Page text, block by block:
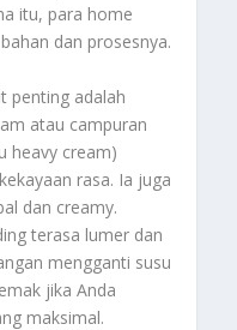
itu, para home
dan prosesnya.
penting adalah
atau campuran
heavy cream)
rasa. Ia juga
dan creamy.
terasa lumer dan
mengganti susu
jika Anda
maksimal.